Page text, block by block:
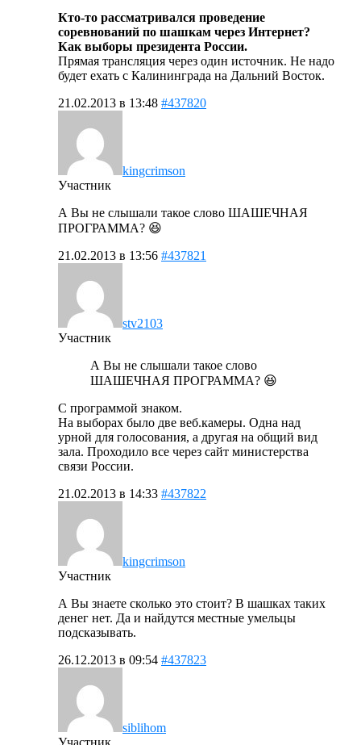
Кто-то рассматривался проведение
соревнований по шашкам через Интернет?
Как выборы президента России.
Прямая трансляция через один источник. Не надо
будет ехать с Калининграда на Дальний Восток.
21.02.2013 в 13:48 #437820
kingcrimson
Участник
А Вы не слышали такое слово ШАШЕЧНАЯ
ПРОГРАММА? 😆
21.02.2013 в 13:56 #437821
stv2103
Участник
А Вы не слышали такое слово
ШАШЕЧНАЯ ПРОГРАММА? 😆
C программой знаком.
На выборах было две веб.камеры. Одна над
урной для голосования, а другая на общий вид
зала. Проходило все через сайт министерства
связи России.
21.02.2013 в 14:33 #437822
kingcrimson
Участник
А Вы знаете сколько это стоит? В шашках таких
денег нет. Да и найдутся местные умельцы
подсказывать.
26.12.2013 в 09:54 #437823
siblihom
Участник